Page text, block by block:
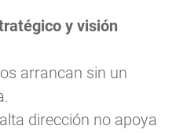
y visión
arrancan sin un
dirección no apoya